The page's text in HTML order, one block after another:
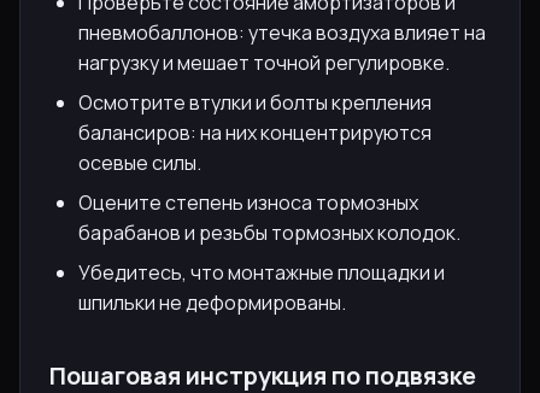
пневмобаллонов: утечка воздуха влияет на
нагрузку и мешает точной регулировке.
Осмотрите втулки и болты крепления
балансиров: на них концентрируются
осевые силы.
Оцените степень износа тормозных
барабанов и резьбы тормозных колодок.
Убедитесь, что монтажные площадки и
шпильки не деформированы.
Пошаговая инструкция по подвязке